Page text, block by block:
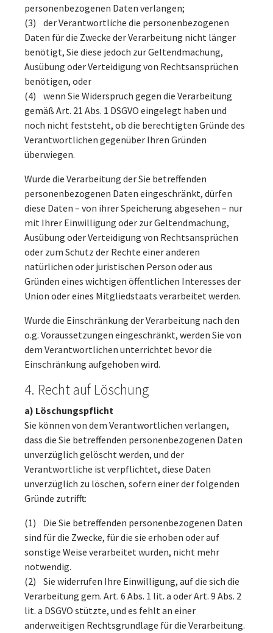
personenbezogenen Daten verlangen;
(3) der Verantwortliche die personenbezogenen
Daten für die Zwecke der Verarbeitung nicht länger
benötigt, Sie diese jedoch zur Geltendmachung,
Ausübung oder Verteidigung von Rechtsansprüchen
benötigen, oder
(4) wenn Sie Widerspruch gegen die Verarbeitung
gemäß Art. 21 Abs. 1 DSGVO eingelegt haben und
noch nicht feststeht, ob die berechtigten Gründe des
Verantwortlichen gegenüber Ihren Gründen
überwiegen.
Wurde die Verarbeitung der Sie betreffenden
personenbezogenen Daten eingeschränkt, dürfen
diese Daten – von ihrer Speicherung abgesehen – nur
mit Ihrer Einwilligung oder zur Geltendmachung,
Ausübung oder Verteidigung von Rechtsansprüchen
oder zum Schutz der Rechte einer anderen
natürlichen oder juristischen Person oder aus
Gründen eines wichtigen öffentlichen Interesses der
Union oder eines Mitgliedstaats verarbeitet werden.
Wurde die Einschränkung der Verarbeitung nach den
o.g. Voraussetzungen eingeschränkt, werden Sie von
dem Verantwortlichen unterrichtet bevor die
Einschränkung aufgehoben wird.
4. Recht auf Löschung
a) Löschungspflicht
Sie können von dem Verantwortlichen verlangen,
dass die Sie betreffenden personenbezogenen Daten
unverzüglich gelöscht werden, und der
Verantwortliche ist verpflichtet, diese Daten
unverzüglich zu löschen, sofern einer der folgenden
Gründe zutrifft:
(1) Die Sie betreffenden personenbezogenen Daten
sind für die Zwecke, für die sie erhoben oder auf
sonstige Weise verarbeitet wurden, nicht mehr
notwendig.
(2) Sie widerrufen Ihre Einwilligung, auf die sich die
Verarbeitung gem. Art. 6 Abs. 1 lit. a oder Art. 9 Abs. 2
lit. a DSGVO stützte, und es fehlt an einer
anderweitigen Rechtsgrundlage für die Verarbeitung.